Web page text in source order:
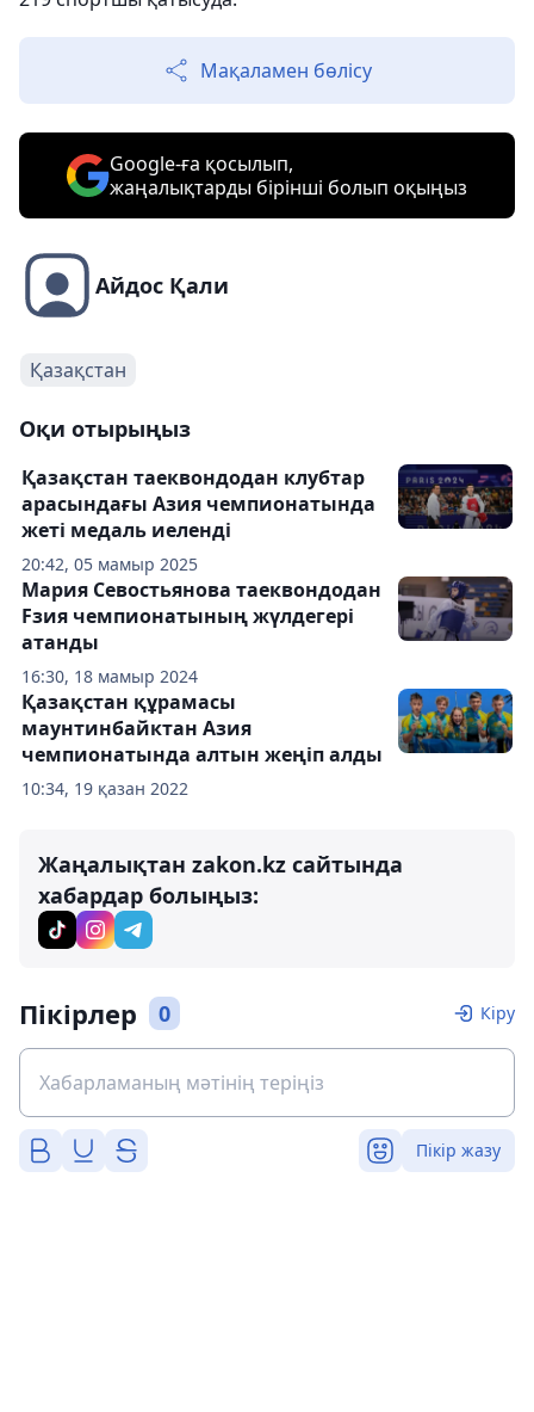
Мақаламен бөлісу
Google-ға қосылып,
жаңалықтарды бірінші болып оқыңыз
Айдос Қали
Қазақстан
Оқи отырыңыз
20:42, 05 мамыр 2025
Қазақстан таеквондодан клубтар
арасындағы Азия чемпионатында
жеті медаль иеленді
16:30, 18 мамыр 2024
Мария Севостьянова таеквондодан
Fзия чемпионатының жүлдегері
атанды
10:34, 19 қазан 2022
Қазақстан құрамасы
маунтинбайктан Азия
чемпионатында алтын жеңіп алды
Жаңалықтан zakon.kz сайтында
хабардар болыңыз:
Пікірлер 0 Кіру
Пікір жазу